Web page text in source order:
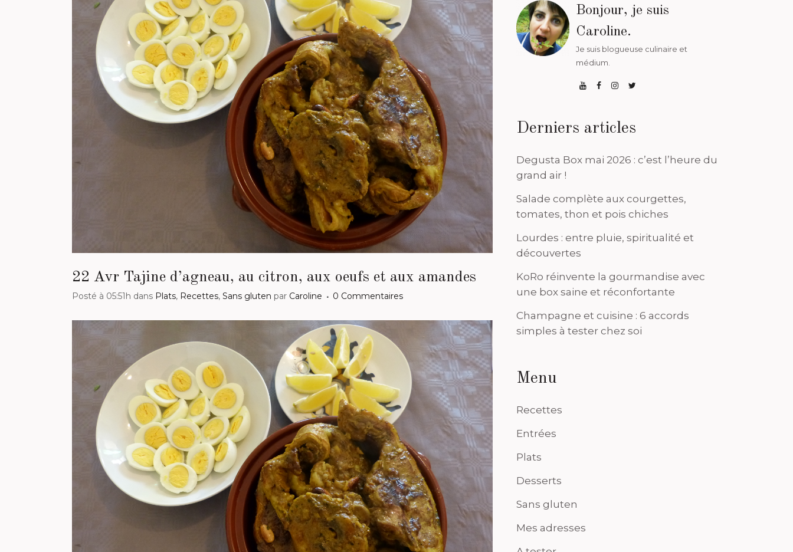
22 Avr Tajine d’agneau, au citron, aux oeufs et aux amandes
Posté à 05:51h dans Plats, Recettes, Sans gluten par Caroline 0 Commentaires
Bonjour, je suis
Caroline.
Je suis blogueuse culinaire et
médium.
Derniers articles
Degusta Box mai 2026 : c’est l’heure du
grand air !
Salade complète aux courgettes,
tomates, thon et pois chiches
Lourdes : entre pluie, spiritualité et
découvertes
KoRo réinvente la gourmandise avec
une box saine et réconfortante
Champagne et cuisine : 6 accords
simples à tester chez soi
Menu
Recettes
Entrées
Plats
Desserts
Sans gluten
Mes adresses